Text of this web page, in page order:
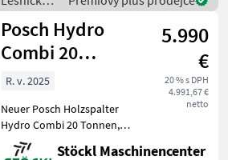
Lesnícke a drevárske stroje
Štiepací str
drevárske
stroje /
Posch
Posch Hydro
Combi 20
Tonnen
5.990
€
20 % s DPH
4.991,67 €
netto
R. v. 2025
Neuer Posch Holzspalter
Hydro Combi 20 Tonnen,
Antrieb mit Zapfwelle,
mechanischer Stammheber,
Stöckl Maschinencenter